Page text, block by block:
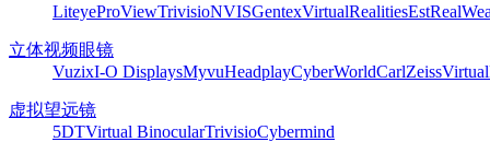
LiteyeProViewTrivisioNVISGentexVirtualRealitiesEst
立体视频眼镜
VuzixI-O DisplaysMyvuHeadplayCyberWorldCarlZeiss
虚拟望远镜
5DTVirtual BinocularTrivisioCybermind